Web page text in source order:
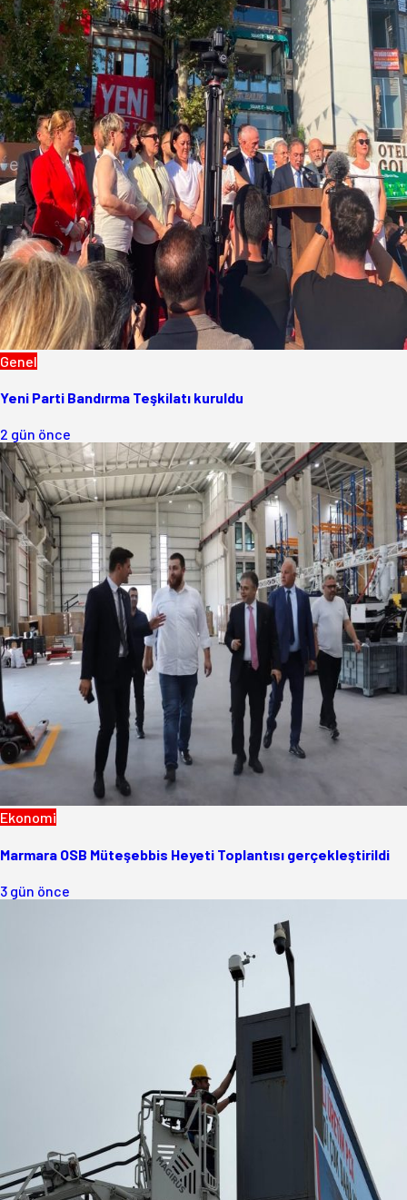
Genel
Yeni Parti Bandırma Teşkilatı kuruldu
2 gün önce
Ekonomi
Marmara OSB Müteşebbis Heyeti Toplantısı gerçekleştirildi
3 gün önce